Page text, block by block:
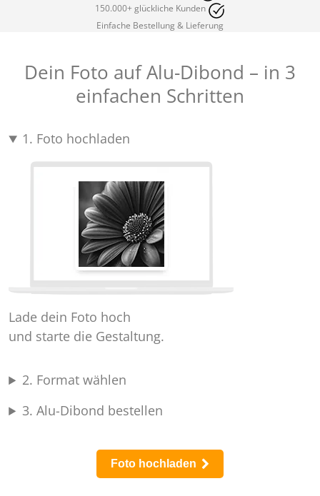
150.000+ glückliche Kunden
Einfache Bestellung & Lieferung
Dein Foto auf Alu-Dibond – in 3
einfachen Schritten
Foto hochladen